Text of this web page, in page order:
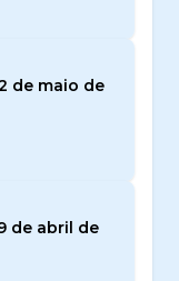
de maio de
de abril de